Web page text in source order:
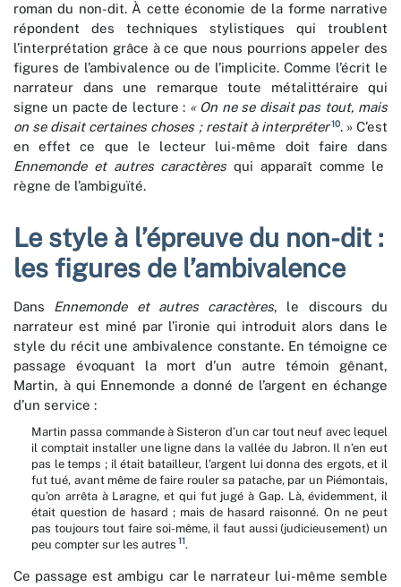
roman du non-dit. À cette économie de la forme narrative
répondent des techniques stylistiques qui troublent
l’interprétation grâce à ce que nous pourrions appeler des
figures de l’ambivalence ou de l’implicite. Comme l’écrit le
narrateur dans une remarque toute métalittéraire qui
signe un pacte de lecture : « On ne se disait pas tout, mais
on se disait certaines choses ; restait à interpréter10. » C’est
en effet ce que le lecteur lui-même doit faire dans
Ennemonde et autres caractèresqui apparaît comme le
règne de l’ambiguïté.
Le style à l’épreuve du non-dit :
les figures de l’ambivalence
Dans Ennemonde et autres caractères, le discours du
narrateur est miné par l’ironie qui introduit alors dans le
style du récit une ambivalence constante. En témoigne ce
passage évoquant la mort d’un autre témoin gênant,
Martin, à qui Ennemonde a donné de l’argent en échange
d’un service :
Martin passa commande à Sisteron d’un car tout neuf avec lequel
il comptait installer une ligne dans la vallée du Jabron. Il n’en eut
pas le temps ; il était batailleur, l’argent lui donna des ergots, et il
fut tué, avant même de faire rouler sa patache, par un Piémontais,
qu’on arrêta à Laragne, et qui fut jugé à Gap. Là, évidemment, il
était question de hasard ; mais de hasard raisonné. On ne peut
pas toujours tout faire soi-même, il faut aussi (judicieusement) un
peu compter sur les autres 11.
Ce passage est ambigu car le narrateur lui-même semble